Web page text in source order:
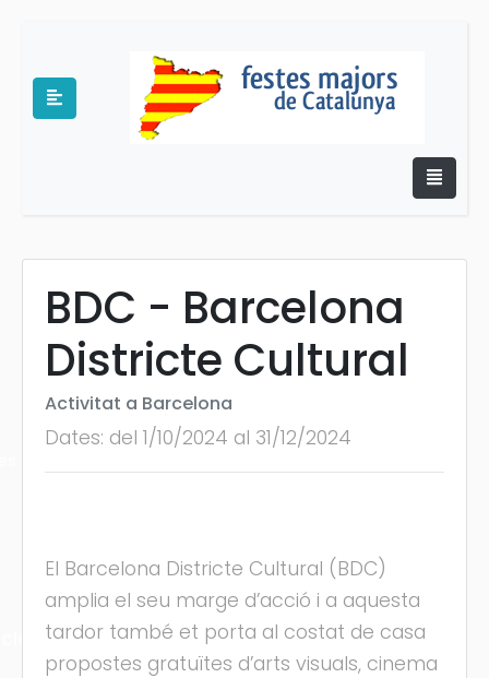
BDC - Barcelona
Districte Cultural
Activitat a Barcelona
Dates: del 1/10/2024 al 31/12/2024
El Barcelona Districte Cultural (BDC)
amplia el seu marge d’acció i a aquesta
tardor també et porta al costat de casa
propostes gratuïtes d’arts visuals, cinema